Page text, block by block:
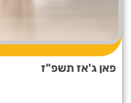
פאן ג'אז תשפ"ז